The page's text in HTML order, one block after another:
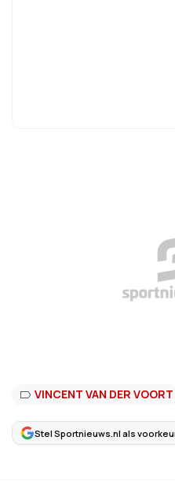
VINCENT VAN DER VOORT
Stel Sportnieuws.nl als